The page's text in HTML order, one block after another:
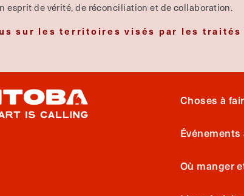
esprit de vérité, de réconciliation et de collaboration.
sur les territoires visés par les traités
Choses à
Où manger